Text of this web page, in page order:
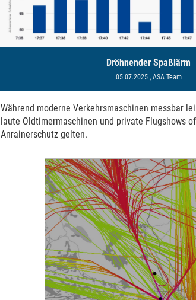
Dröhnender Spaßlärm
05.07.2025, ASA Team
Während moderne Verkehrsmaschinen messbar
laute Oldtimermaschinen und private Flugshows
Anrainerschutz gelten.